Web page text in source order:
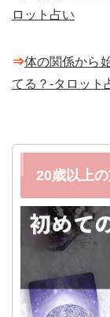
ロット占い
⇒体の関係から
てる？-タロット
20歳以上